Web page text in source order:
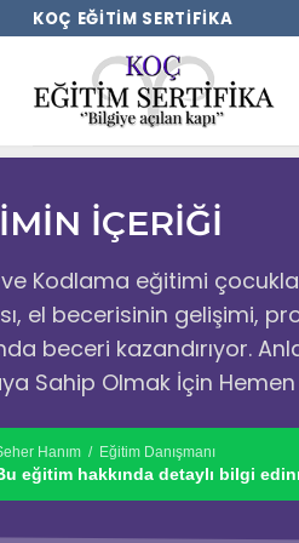
KOÇ EĞITIM SERTIFIKA
İÇERİĞİ
Kodlama eğitimi
el becerisinin gelişimi,
beceri kazandırıyor.
Sahip Olmak İçin
Hanım / Eğitim Danışmanı
eğitim hakkında detaylı bilgi